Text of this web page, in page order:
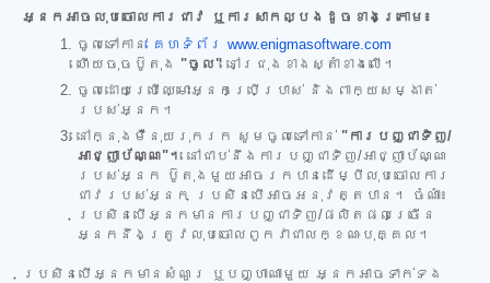
អ្នកអាចលុបចោលការជាវ ឬការសាកល្បងដូចខាងក្រោម៖
ចូលទៅកាន់ គេហទំព័រ www.enigmasoftware.com
ហើយចុចប៊ូតុង "ចូល" នៅជ្រុងខាងស្តាំខាងលើ។
ចូលដោយប្រើឈ្មោះអ្នកប្រើប្រាស់ និងពាក្យសម្ងាត់
របស់អ្នក។
នៅក្នុងម៉ឺនុយរុករក សូមចូលទៅកាន់ "ការបញ្ជាទិញ/
អាជ្ញាប័ណ្ណ"។ នៅជាប់នឹងការបញ្ជាទិញ/អាជ្ញាប័ណ្ណ
របស់អ្នក ប៊ូតុងមួយអាចរកបានដើម្បីលុបចោលការ
ជាវរបស់អ្នក ប្រសិនបើអាចអនុវត្តបាន។ ចំណាំ៖
ប្រសិនបើអ្នកមានការបញ្ជាទិញ/ផលិតផលច្រើន
អ្នកនឹងត្រូវលុបចោលពួកវាជាលក្ខណៈបុគ្គល។
ប្រសិនបើអ្នកមានសំណួរ ឬបញ្ហាណាមួយ អ្នកអាចទាក់ទង